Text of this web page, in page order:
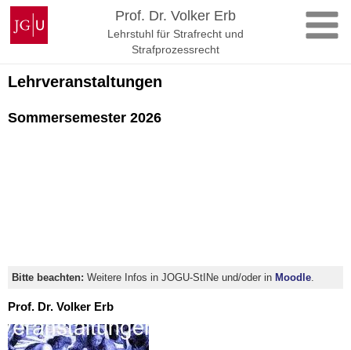
Zum
Inhalt
springen
Johannes
Gutenberg-
Universität
Prof. Dr. Volker Erb
Lehrstuhl für Strafrecht und
Strafprozessrecht
Lehrveranstaltungen
Sommersemester 2026
Bitte beachten:Weitere Infos in JOGU-StINe und/oder inMoodle
Prof. Dr. Volker Erb